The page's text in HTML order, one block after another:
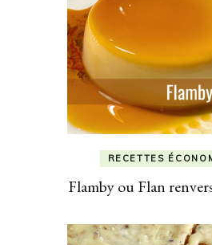
RECETTES
Flamby ou Flan